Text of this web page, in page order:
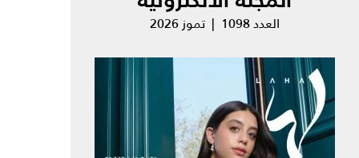
العدد 1098 | تموز 2026